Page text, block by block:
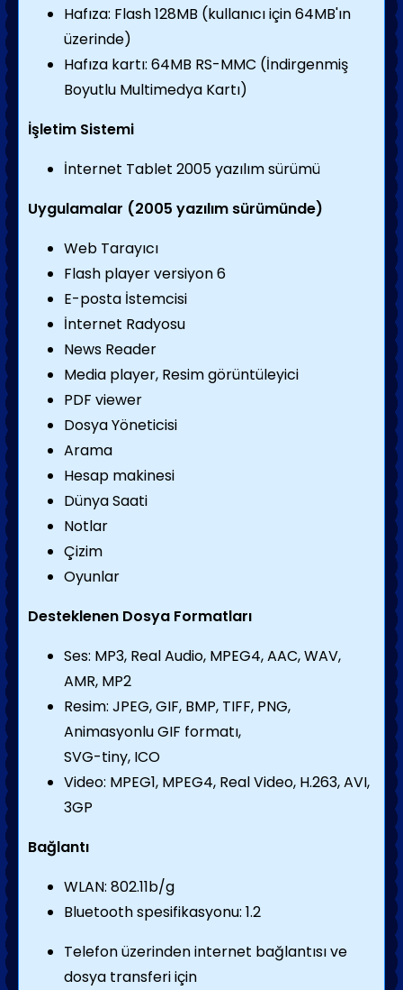
Hafıza: Flash 128MB (kullanıcı için 64MB'ın
üzerinde)
Hafıza kartı: 64MB RS-MMC (İndirgenmiş
Boyutlu Multimedya Kartı)
İşletim Sistemi
İnternet Tablet 2005 yazılım sürümü
Uygulamalar (2005 yazılım sürümünde)
Web Tarayıcı
Flash player versiyon 6
E-posta İstemcisi
İnternet Radyosu
News Reader
Media player, Resim görüntüleyici
PDF viewer
Dosya Yöneticisi
Arama
Hesap makinesi
Dünya Saati
Notlar
Çizim
Oyunlar
Desteklenen Dosya Formatları
Ses: MP3, Real Audio, MPEG4, AAC, WAV,
AMR, MP2
Resim: JPEG, GIF, BMP, TIFF, PNG,
Animasyonlu GIF formatı,
SVG-tiny, ICO
Video: MPEG1, MPEG4, Real Video, H.263, AVI,
3GP
Bağlantı
WLAN: 802.11b/g
Bluetooth spesifikasyonu: 1.2
Telefon üzerinden internet bağlantısı ve
dosya transferi için